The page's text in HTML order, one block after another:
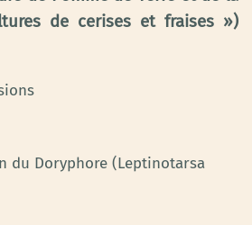
de cerises et fraises »)
du Doryphore (Leptinotarsa